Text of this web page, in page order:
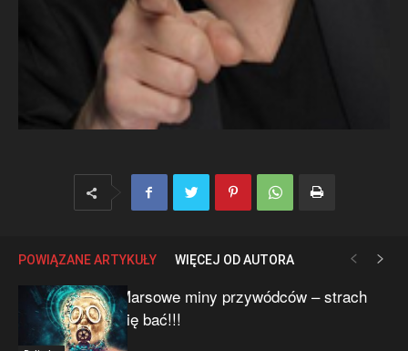
POWIĄZANE ARTYKUŁY WIĘCEJ OD AUTORA
Marsowe miny przywódców – strach
się bać!!!